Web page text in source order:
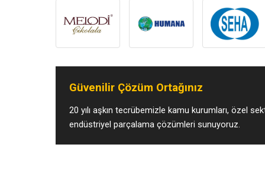
Güvenilir Çözüm Ortağınız
20 yılı aşkın tecrübemizle kamu kurumları, özel
endüstriyel parçalama çözümleri sunuyoruz.